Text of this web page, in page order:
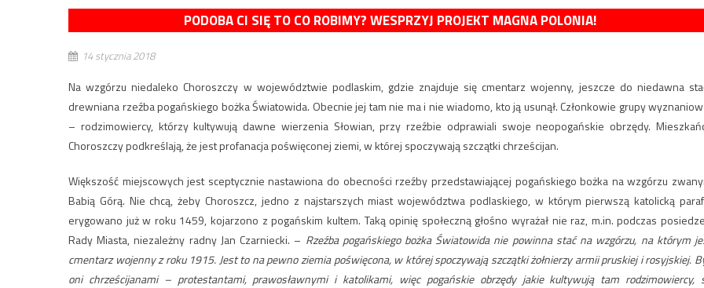
PODOBA CI SIĘ TO CO ROBIMY? WESPRZYJ PROJEKT MAGNA POLONIA!
14 stycznia 2018
Na wzgórzu niedaleko Choroszczy w województwie podlaskim, gdzie znajduje się cmentarz wojenny, jeszcze do niedawna
drewniana rzeźba pogańskiego bożka Światowida. Obecnie jej tam nie ma i nie wiadomo, kto ją usunął. Członkowie grupy
– rodzimowiercy, którzy kultywują dawne wierzenia Słowian, przy rzeźbie odprawiali swoje neopogańskie obrzędy.
Choroszczy podkreślają, że jest profanacja poświęconej ziemi, w której spoczywają szczątki chrześcijan.
Większość miejscowych jest sceptycznie nastawiona do obecności rzeźby przedstawiającej pogańskiego bożka na wzgórzu
Babią Górą. Nie chcą, żeby Choroszcz, jedno z najstarszych miast województwa podlaskiego, w którym pierwszą katolicką
erygowano już w roku 1459, kojarzono z pogańskim kultem. Taką opinię społeczną głośno wyrażał nie raz, m.in. podczas
Rady Miasta, niezależny radny Jan Czarniecki. – Rzeźba pogańskiego bożka Światowida nie powinna stać na wzgórzu, na którym
cmentarz wojenny z roku 1915. Jest to na pewno ziemia poświęcona, w której spoczywają szczątki żołnierzy armii pruskiej i rosyjskiej.
oni chrześcijanami – protestantami, prawosławnymi i katolikami, więc pogańskie obrzędy jakie kultywują tam rodzimowiercy,